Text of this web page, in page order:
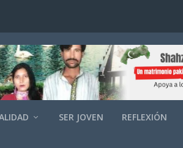
SER JOVEN REFLEXIÓN